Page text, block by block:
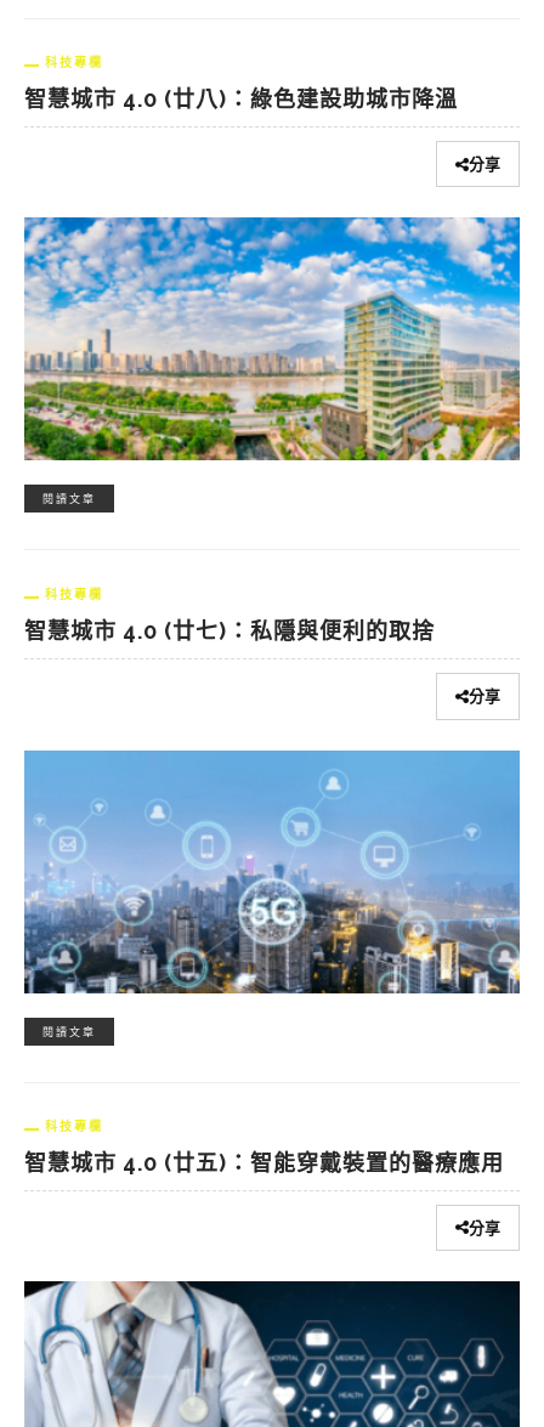
科技專欄
智慧城市 4.0 (廿八)：綠色建設助城市降溫
分享
閱讀文章
科技專欄
智慧城市 4.0 (廿七)：私隱與便利的取捨
分享
閱讀文章
科技專欄
智慧城市 4.0 (廿五)：智能穿戴裝置的醫療應用
分享